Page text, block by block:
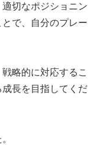
切なポジショニン
で、自分のプレー
略的に対応するこ
長を目指してくだ